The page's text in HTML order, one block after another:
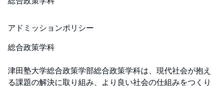
アドミッションポリシー
総合政策学科
津田塾大学総合政策学部総合政策学科は、現代社会が抱え
る課題の解決に取り組み、より良い社会の仕組みをつくり